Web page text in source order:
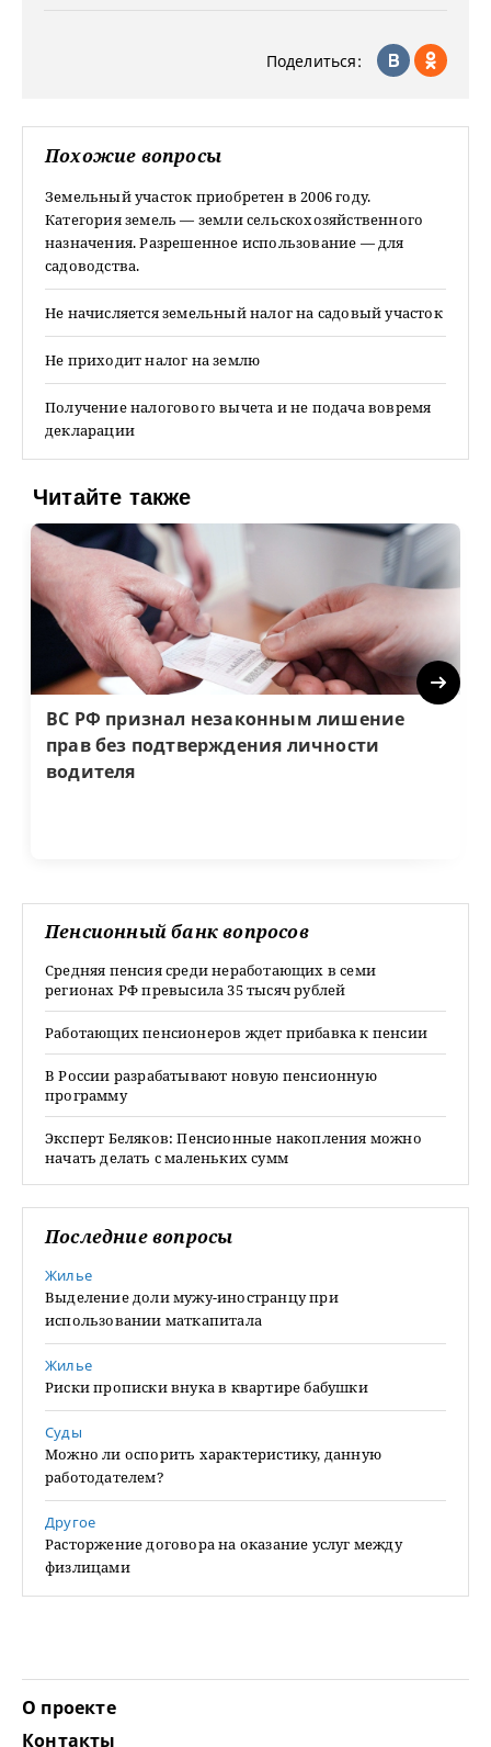
Поделиться:
Похожие вопросы
Земельный участок приобретен в 2006 году.
Категория земель — земли сельскохозяйственного
назначения. Разрешенное использование — для
садоводства.
Не начисляется земельный налог на садовый участок
Не приходит налог на землю
Получение налогового вычета и не подача вовремя
декларации
Читайте также
ВС РФ признал незаконным лишение
прав без подтверждения личности
водителя
Next
Пенсионный банк вопросов
Средняя пенсия среди неработающих в семи
регионах РФ превысила 35 тысяч рублей
Работающих пенсионеров ждет прибавка к пенсии
В России разрабатывают новую пенсионную
программу
Эксперт Беляков: Пенсионные накопления можно
начать делать с маленьких сумм
Последние вопросы
Жилье
Выделение доли мужу-иностранцу при
использовании маткапитала
Жилье
Риски прописки внука в квартире бабушки
Суды
Можно ли оспорить характеристику, данную
работодателем?
Другое
Расторжение договора на оказание услуг между
физлицами
О проекте
Контакты